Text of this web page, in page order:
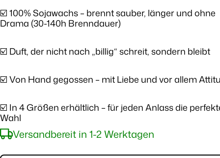
☑️ 100% Sojawachs – brennt sauber, länger und ohne
Drama (30-140h Brenndauer)
☑️ Duft, der nicht nach „billig“ schreit, sondern bleibt
☑️ Von Hand gegossen – mit Liebe und vor allem
☑️ In 4 Größen erhältlich – für jeden Anlass die
Wahl
Versandbereit in 1-2 Werktagen